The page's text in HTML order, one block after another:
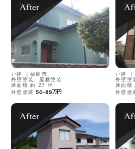
After
戸建 ｜福島市
外壁塗装、屋根塗装
床面積 約 27 坪
外壁塗装 50-89万円
戸建 ｜
外壁塗
床面積
外壁塗
After